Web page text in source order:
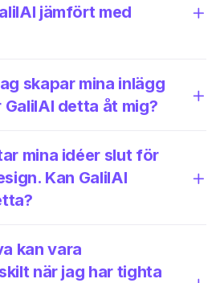
jämfört med
skapar mina inlägg
detta åt mig?
mina idéer slut för
Kan GalilAI
kan vara
när jag har tighta